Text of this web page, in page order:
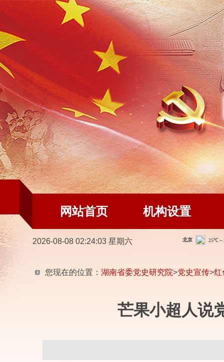
网站首页 机构设置
2026-08-08 02:24:03 星期六
您现在的位置： 湖南省委党史研究院>党史宣传>红
芒果小超人说